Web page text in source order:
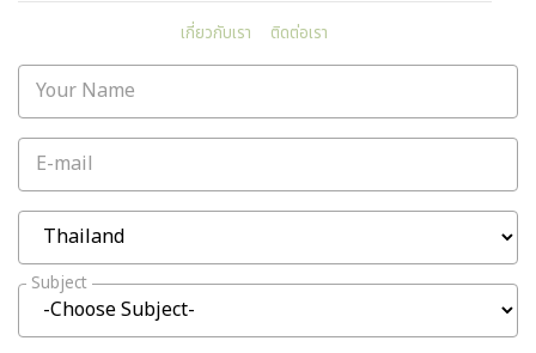
เกี่ยวกับเรา ติดต่อเรา
Your Name
E-mail
Subject